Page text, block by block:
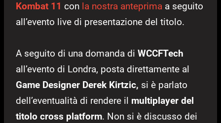
Kombat 11 con la nostra anteprima a seguito
all’evento live di presentazione del titolo.
A seguito di una domanda di WCCFTech
all’evento di Londra, posta direttamente al
Game Designer Derek Kirtzic, si è parlato
dell’eventualità di rendere il multiplayer del
titolo cross platform. Non si è discusso dei